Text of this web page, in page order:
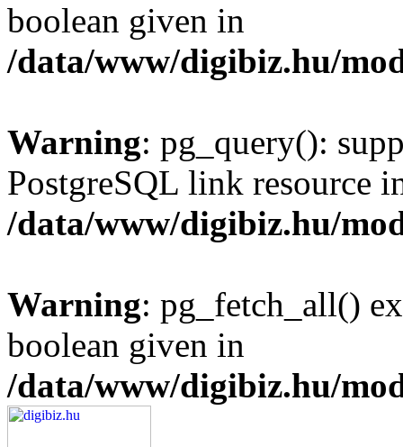
boolean given in
/data/www/digibiz.hu/
Warning: pg_query():
PostgreSQL link resource
/data/www/digibiz.hu/
Warning: pg_fetch_all()
boolean given in
/data/www/digibiz.hu/